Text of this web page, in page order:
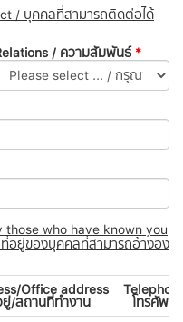
/ บุคคลที่สามารถติดต่อได้
/ ความสัมพันธ์ *
those who have known you
ที่อยู่ของบุคคลที่สามารถอ้างอิง
Office address
ยู่/สถานที่ทำงาน
โทรศัพท์